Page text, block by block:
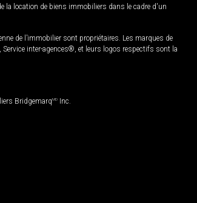
la location de biens immobiliers dans le cadre d'un
de l’immobilier sont propriétaires. Les marques de
inter-agences®, et leurs logos respectifs sont la
BridgemarqMD Inc.